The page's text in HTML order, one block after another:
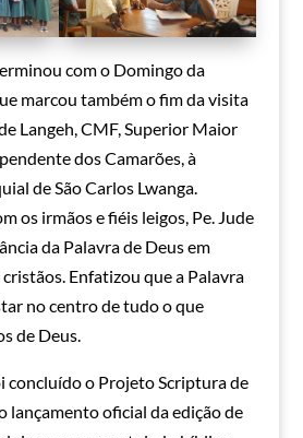
com o Domingo da
marcou também o fim da visita
Langeh, CMF, Superior Maior
dos Camarões, à
de São Carlos Lwanga.
os irmãos e fiéis leigos, Pe. Jude
da Palavra de Deus em
Enfatizou que a Palavra
no centro de tudo o que
de Deus.
concluído o Projeto Scriptura de
lançamento oficial da edição de